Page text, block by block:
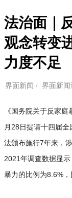
法治面｜
观念转变
力度不足
界面新闻 界面新闻
《国务院关于反家
月28日提请十四届
法颁布施行7年来，
2021年调查数据显
暴力的比例为8.6%，